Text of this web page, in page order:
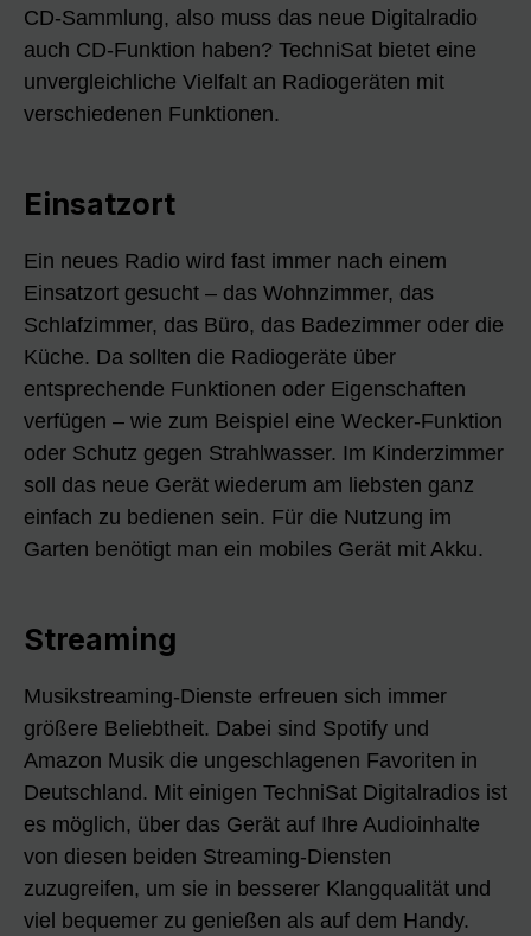
CD-Sammlung, also muss das neue Digitalradio
auch CD-Funktion haben? TechniSat bietet eine
unvergleichliche Vielfalt an Radiogeräten mit
verschiedenen Funktionen.
Einsatzort
Ein neues Radio wird fast immer nach einem
Einsatzort gesucht – das Wohnzimmer, das
Schlafzimmer, das Büro, das Badezimmer oder die
Küche. Da sollten die Radiogeräte über
entsprechende Funktionen oder Eigenschaften
verfügen – wie zum Beispiel eine Wecker-Funktion
oder Schutz gegen Strahlwasser. Im Kinderzimmer
soll das neue Gerät wiederum am liebsten ganz
einfach zu bedienen sein. Für die Nutzung im
Garten benötigt man ein mobiles Gerät mit Akku.
Streaming
Musikstreaming-Dienste erfreuen sich immer
größere Beliebtheit. Dabei sind Spotify und
Amazon Musik die ungeschlagenen Favoriten in
Deutschland. Mit einigen TechniSat Digitalradios ist
es möglich, über das Gerät auf Ihre Audioinhalte
von diesen beiden Streaming-Diensten
zuzugreifen, um sie in besserer Klangqualität und
viel bequemer zu genießen als auf dem Handy.